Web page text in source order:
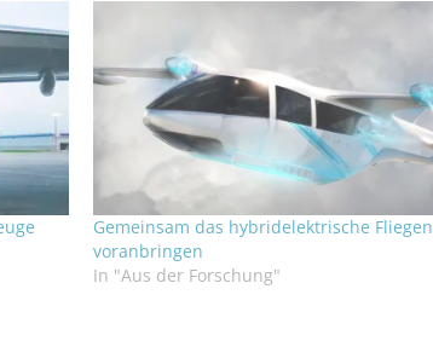
Gemeinsam das hybridelektrische Fliegen
voranbringen
In "Aus der Forschung"